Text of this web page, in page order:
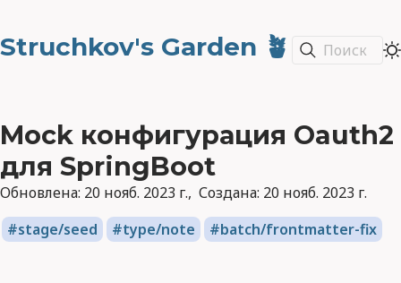
Struchkov's Garden 🪴 Поиск
Mock конфигурация Oauth2
для SpringBoot
Обновлена: 20 нояб. 2023 г. Создана: 20 нояб. 2023 г.
stage/seed
type/note batch/frontmatter-fix